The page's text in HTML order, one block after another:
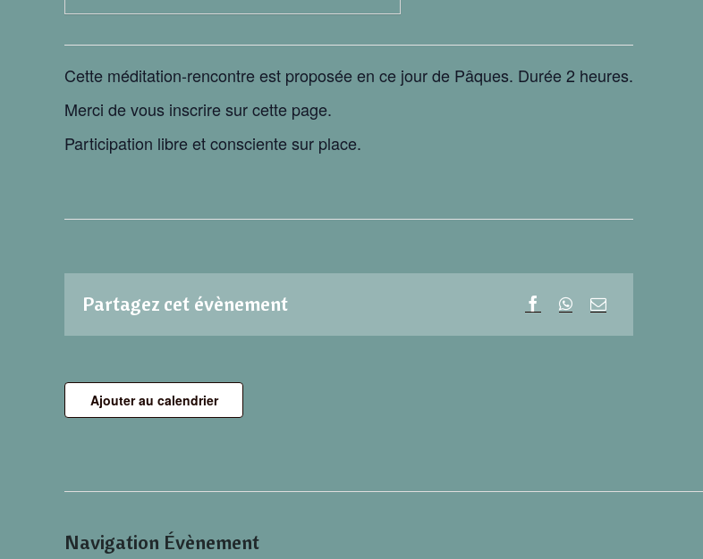
Cette méditation-rencontre est proposée en ce jour de Pâques. Durée 2 heures.
Merci de vous inscrire sur cette page.
Participation libre et consciente sur place.
Partagez cet évènement
Ajouter au calendrier
Navigation Évènement